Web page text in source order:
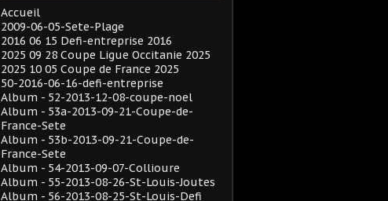
Accueil
2009-06-05-Sete-Plage
2016 06 15 Defi-entreprise 2016
2025 09 28 Coupe Ligue Occitanie 2025
2025 10 05 Coupe de France 2025
50-2016-06-16-defi-entreprise
Album - 52-2013-12-08-coupe-noel
Album - 53a-2013-09-21-Coupe-de-
France-Sete
Album - 53b-2013-09-21-Coupe-de-
France-Sete
Album - 54-2013-09-07-Collioure
Album - 55-2013-08-26-St-Louis-Joutes
Album - 56-2013-08-25-St-Louis-Defi